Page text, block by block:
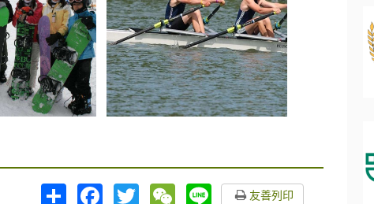
FacebookTwitter WeChat Line 友善列印